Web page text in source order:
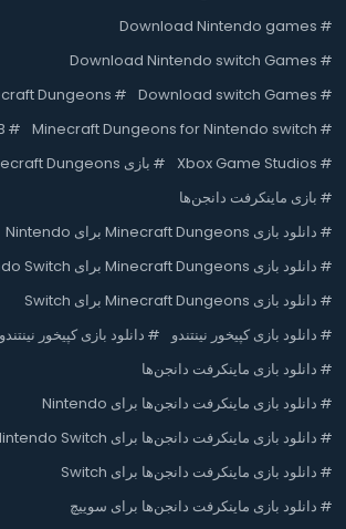
#
Download Nintendo games
#
Download Nintendo switch Games
#
Download switch Games
#
Dungeons
#
Minecraft Dungeons for Nintendo switch
#
#
Xbox Game Studios
# بازی Minecraft Dungeons
# بازی ماینکرفت دانجن‌ها
# دانلود بازی Minecraft Dungeons برای Nintendo
# دانلود بازی Minecraft Dungeons برای Nintendo Switch
# دانلود بازی Minecraft Dungeons برای Switch
# دانلود بازی کپیخور نینتندو # دانلود بازی کپیخور
# دانلود بازی ماینکرفت دانجن‌ها
# دانلود بازی ماینکرفت دانجن‌ها برای Nintendo
# دانلود بازی ماینکرفت دانجن‌ها برای Nintendo Switch
# دانلود بازی ماینکرفت دانجن‌ها برای Switch
# دانلود بازی ماینکرفت دانجن‌ها برای سوییچ